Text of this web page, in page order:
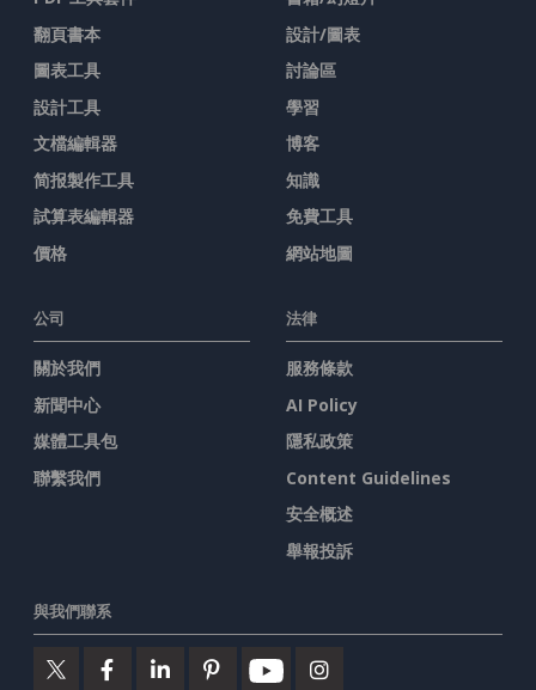
翻頁書本
圖表工具
設計工具
文檔編輯器
简报製作工具
試算表編輯器
價格
設計/圖表
討論區
學習
博客
知識
免費工具
網站地圖
公司
關於我們
新聞中心
媒體工具包
聯繫我們
法律
服務條款
AI Policy
隱私政策
Content Guidelines
安全概述
舉報投訴
與我們聯系